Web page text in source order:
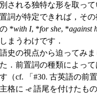
される独特な形を取っ
が特定できれば，そ
*with I, *for she, *against
まうわけです．
史の視点から迫ってみ
．前置詞の種類によっ
（cf. 「#30. 古英語の前
格に -e 語尾を付けたも